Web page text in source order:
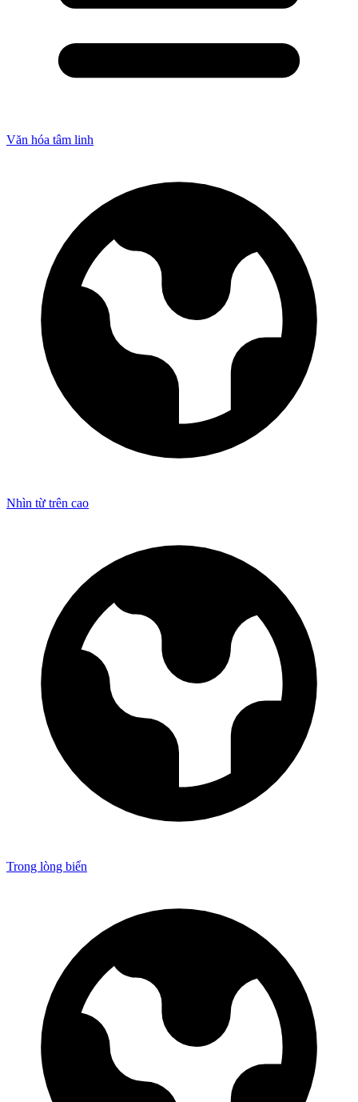
Văn hóa tâm linh
Nhìn từ trên cao
Trong lòng biển